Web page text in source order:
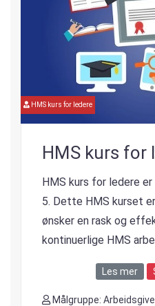
HMS kurs for ledere
HMS kurs for
HMS kurs for ledere
5. Dette HMS kurset
ønsker en rask og
kontinuerlige HMS
Les mer
Målgruppe: